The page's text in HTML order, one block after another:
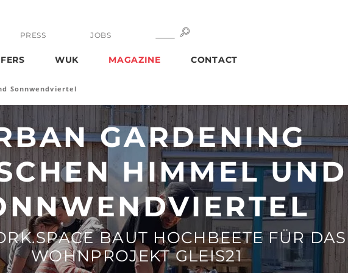
PRESS JOBS SEARCH
WUK MAGAZINE CONTACT
Sonnwendviertel
GARDENING
HIMMEL UND
BAUT HOCHBEETE FÜR DAS
WOHNPROJEKT GLEIS21